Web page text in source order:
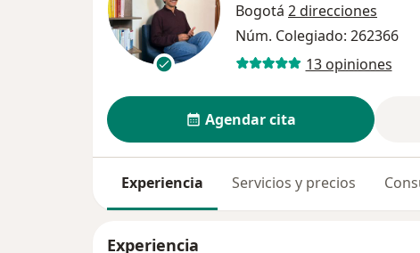
Bogotá 2 direcciones
Núm. Colegiado: 262366
13 opiniones
Agendar cita
Experiencia Servicios y precios
Experiencia